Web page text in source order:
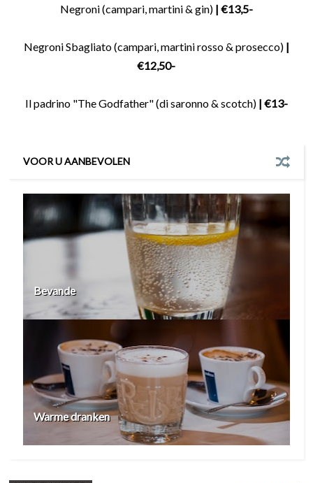
Negroni (campari, martini & gin) | €13,5-
Negroni Sbagliato (campari, martini rosso & prosecco) |
€12,50-
Il padrino "The Godfather" (di saronno & scotch) | €13-
VOOR U AANBEVOLEN
Bevande
Warme dranken